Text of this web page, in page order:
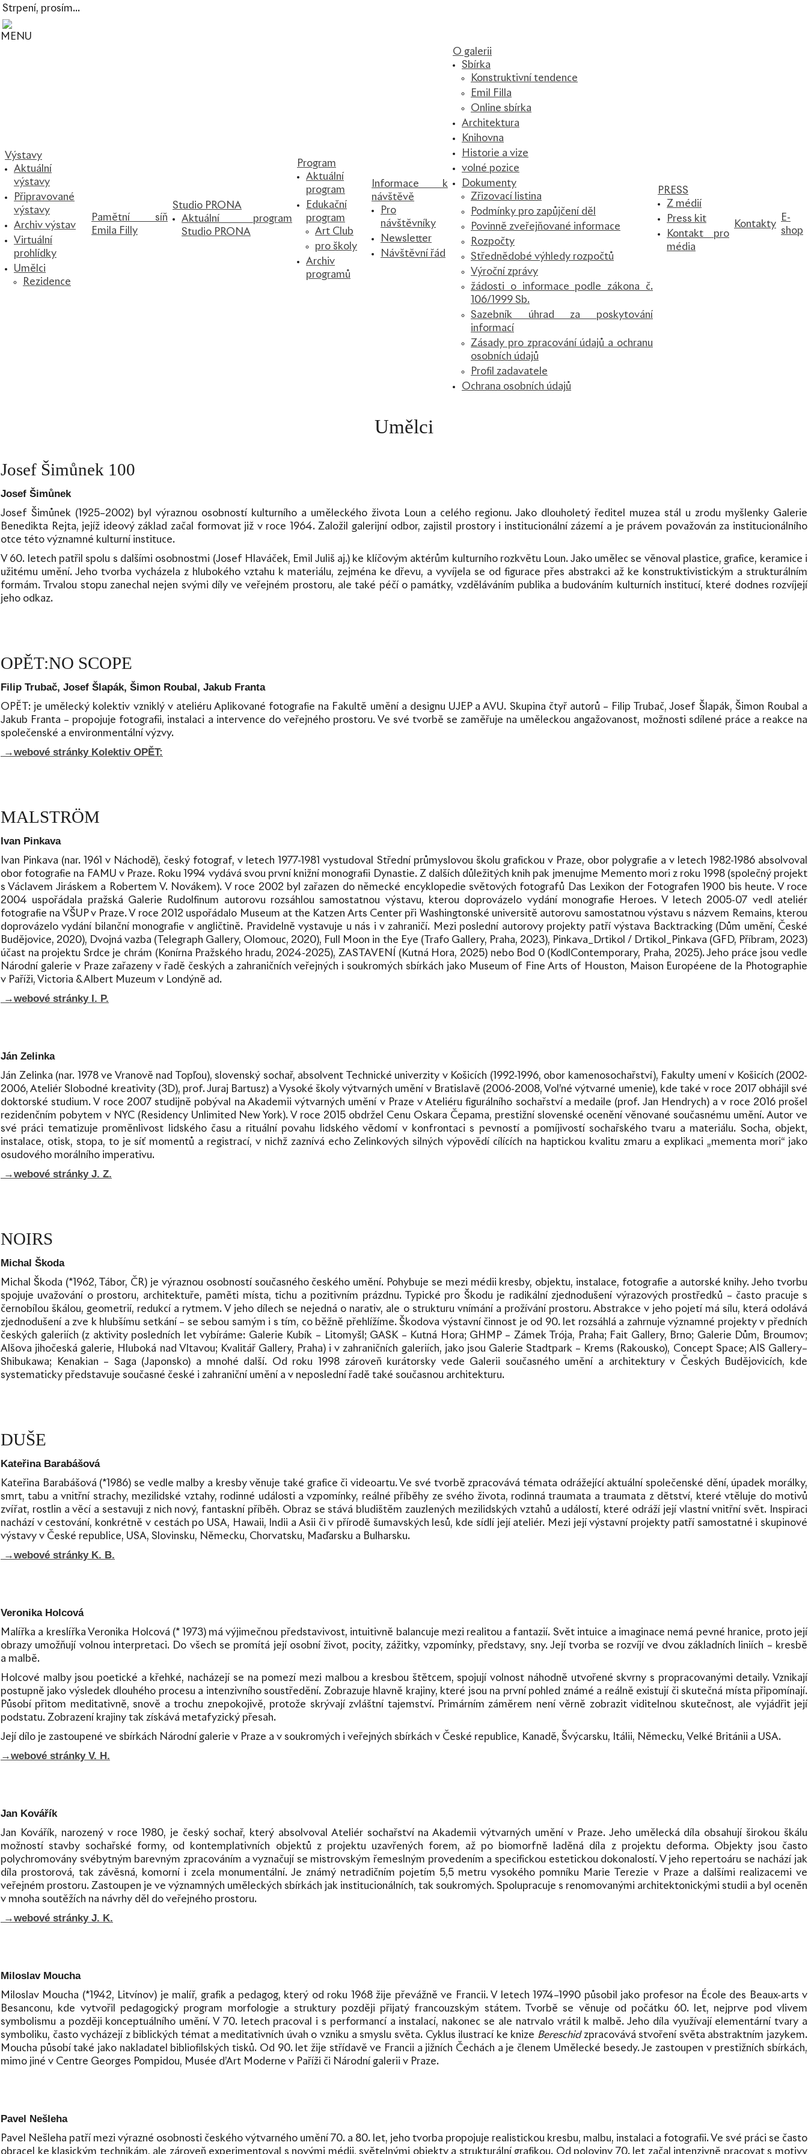
Strpení, prosím...
MENU
Výstavy
Aktuální
výstavy
Připravované
výstavy
Archiv výstav
Virtuální
prohlídky
Umělci
Rezidence
Pamětní síň
Emila Filly
Studio PRONA
Aktuální program
Studio PRONA
Program
Aktuální
program
Edukační
program
Art Club
pro školy
Archiv
programů
Informace k
návštěvě
Pro
návštěvníky
Newsletter
Návštěvní řád
O galerii
Sbírka
Konstruktivní tendence
Emil Filla
Online sbírka
Architektura
Knihovna
Historie a vize
volné pozice
Dokumenty
Zřizovací listina
Podmínky pro zapůjčení děl
Povinně zveřejňované informace
Rozpočty
Střednědobé výhledy rozpočtů
Výroční zprávy
žádosti o informace podle zákona č.
106/1999 Sb.
Sazebník úhrad za poskytování
informací
Zásady pro zpracování údajů a ochranu
osobních údajů
Profil zadavatele
Ochrana osobních údajů
PRESS
Z médií
Press kit
Kontakt pro
média
Kontakty
E-
shop
Umělci
Josef Šimůnek 100
Josef Šimůnek
Josef Šimůnek (1925–2002) byl výraznou osobností kulturního a uměleckého života Loun a celého regionu. Jako dlouholetý ředitel muzea stál u zrodu myšlenky Galerie
Benedikta Rejta, jejíž ideový základ začal formovat již v roce 1964. Založil galerijní odbor, zajistil prostory i institucionální zázemí a je právem považován za institucionálního
otce této významné kulturní instituce.
V 60. letech patřil spolu s dalšími osobnostmi (Josef Hlaváček, Emil Juliš aj.) ke klíčovým aktérům kulturního rozkvětu Loun. Jako umělec se věnoval plastice, grafice, keramice i
užitému umění. Jeho tvorba vycházela z hlubokého vztahu k materiálu, zejména ke dřevu, a vyvíjela se od figurace přes abstrakci až ke konstruktivistickým a strukturálním
formám. Trvalou stopu zanechal nejen svými díly ve veřejném prostoru, ale také péčí o památky, vzděláváním publika a budováním kulturních institucí, které dodnes rozvíjejí
jeho odkaz.
OPĚT:NO SCOPE
Filip Trubač, Josef Šlapák, Šimon Roubal, Jakub Franta
OPĚT: je umělecký kolektiv vzniklý v ateliéru Aplikované fotografie na Fakultě umění a designu UJEP a AVU. Skupina čtyř autorů – Filip Trubač, Josef Šlapák, Šimon Roubal a
Jakub Franta – propojuje fotografii, instalaci a intervence do veřejného prostoru. Ve své tvorbě se zaměřuje na uměleckou angažovanost, možnosti sdílené práce a reakce na
společenské a environmentální výzvy.
→webové stránky Kolektiv OPĚT:
MALSTRÖM
Ivan Pinkava
Ivan Pinkava (nar. 1961 v Náchodě), český fotograf, v letech 1977-1981 vystudoval Střední průmyslovou školu grafickou v Praze, obor polygrafie a v letech 1982-1986 absolvoval
obor fotografie na FAMU v Praze. Roku 1994 vydává svou první knižní monografii Dynastie. Z dalších důležitých knih pak jmenujme Memento mori z roku 1998 (společný projekt
s Václavem Jiráskem a Robertem V. Novákem). V roce 2002 byl zařazen do německé encyklopedie světových fotografů Das Lexikon der Fotografen 1900 bis heute. V roce
2004 uspořádala pražská Galerie Rudolfinum autorovu rozsáhlou samostatnou výstavu, kterou doprovázelo vydání monografie Heroes. V letech 2005-07 vedl ateliér
fotografie na VŠUP v Praze. V roce 2012 uspořádalo Museum at the Katzen Arts Center při Washingtonské universitě autorovu samostatnou výstavu s názvem Remains, kterou
doprovázelo vydání bilanční monografie v angličtině. Pravidelně vystavuje u nás i v zahraničí. Mezi poslední autorovy projekty patří výstava Backtracking (Dům umění, České
Budějovice, 2020), Dvojná vazba (Telegraph Gallery, Olomouc, 2020), Full Moon in the Eye (Trafo Gallery, Praha, 2023), Pinkava_Drtikol / Drtikol_Pinkava (GFD, Příbram, 2023)
účast na projektu Srdce je chrám (Konírna Pražského hradu, 2024-2025), ZASTAVENÍ (Kutná Hora, 2025) nebo Bod 0 (KodlContemporary, Praha, 2025). Jeho práce jsou vedle
Národní galerie v Praze zařazeny v řadě českých a zahraničních veřejných i soukromých sbírkách jako Museum of Fine Arts of Houston, Maison Européene de la Photographie
v Paříži, Victoria & Albert Muzeum v Londýně ad.
→webové stránky I. P.
Ján Zelinka
Ján Zelinka (nar. 1978 ve Vranově nad Topľou), slovenský sochař, absolvent Technické univerzity v Košicích (1992-1996, obor kamenosochařství), Fakulty umení v Košicích (2002-
2006, Ateliér Slobodné kreativity (3D), prof. Juraj Bartusz) a Vysoké školy výtvarných umění v Bratislavě (2006-2008, Vol’né výtvarné umenie), kde také v roce 2017 obhájil své
doktorské studium. V roce 2007 studijně pobýval na Akademii výtvarných umění v Praze v Ateliéru figurálního sochařství a medaile (prof. Jan Hendrych) a v roce 2016 prošel
rezidenčním pobytem v NYC (Residency Unlimited New York). V roce 2015 obdržel Cenu Oskara Čepama, prestižní slovenské ocenění věnované současnému umění. Autor ve
své práci tematizuje proměnlivost lidského času a rituální povahu lidského vědomí v konfrontaci s pevností a pomíjivostí sochařského tvaru a materiálu. Socha, objekt,
instalace, otisk, stopa, to je síť momentů a registrací, v nichž zaznívá echo Zelinkových silných výpovědí cílících na haptickou kvalitu zmaru a explikaci „mementa mori“ jako
osudového morálního imperativu.
→webové stránky J. Z.
NOIRS
Michal Škoda
Michal Škoda (*1962, Tábor, ČR) je výraznou osobností současného českého umění. Pohybuje se mezi médii kresby, objektu, instalace, fotografie a autorské knihy. Jeho tvorbu
spojuje uvažování o prostoru, architektuře, paměti místa, tichu a pozitivním prázdnu. Typické pro Škodu je radikální zjednodušení výrazových prostředků – často pracuje s
černobílou škálou, geometrií, redukcí a rytmem. V jeho dílech se nejedná o narativ, ale o strukturu vnímání a prožívání prostoru. Abstrakce v jeho pojetí má sílu, která odolává
zjednodušení a zve k hlubšímu setkání – se sebou samým i s tím, co běžně přehlížíme. Škodova výstavní činnost je od 90. let rozsáhlá a zahrnuje významné projekty v předních
českých galeriích (z aktivity posledních let vybíráme: Galerie Kubík – Litomyšl; GASK – Kutná Hora; GHMP – Zámek Trója, Praha; Fait Gallery, Brno; Galerie Dům, Broumov;
Alšova jihočeská galerie, Hluboká nad Vltavou; Kvalitář Gallery, Praha) i v zahraničních galeriích, jako jsou Galerie Stadtpark – Krems (Rakousko), Concept Space; AIS Gallery–
Shibukawa; Kenakian – Saga (Japonsko) a mnohé další. Od roku 1998 zároveň kurátorsky vede Galerii současného umění a architektury v Českých Budějovicích, kde
systematicky představuje současné české i zahraniční umění a v neposlední řadě také současnou architekturu.
DUŠE
Kateřina Barabášová
Kateřina Barabášová (*1986) se vedle malby a kresby věnuje také grafice či videoartu. Ve své tvorbě zpracovává témata odrážející aktuální společenské dění, úpadek morálky,
smrt, tabu a vnitřní strachy, mezilidské vztahy, rodinné události a vzpomínky, reálné příběhy ze svého života, rodinná traumata a traumata z dětství, které vtěluje do motivů
zvířat, rostlin a věcí a sestavuji z nich nový, fantaskní příběh. Obraz se stává bludištěm zauzlených mezilidských vztahů a událostí, které odráží její vlastní vnitřní svět. Inspiraci
nachází v cestování, konkrétně v cestách po USA, Hawaii, Indii a Asii či v přírodě šumavských lesů, kde sídlí její ateliér. Mezi její výstavní projekty patří samostatné i skupinové
výstavy v České republice, USA, Slovinsku, Německu, Chorvatsku, Maďarsku a Bulharsku.
→webové stránky K. B.
Veronika Holcová
Malířka a kreslířka Veronika Holcová (* 1973) má výjimečnou představivost, intuitivně balancuje mezi realitou a fantazií. Svět intuice a imaginace nemá pevné hranice, proto její
obrazy umožňují volnou interpretaci. Do všech se promítá její osobní život, pocity, zážitky, vzpomínky, představy, sny. Její tvorba se rozvíjí ve dvou základních liniích – kresbě
a malbě.
Holcové malby jsou poetické a křehké, nacházejí se na pomezí mezi malbou a kresbou štětcem, spojují volnost náhodně utvořené skvrny s propracovanými detaily. Vznikají
postupně jako výsledek dlouhého procesu a intenzivního soustředění. Zobrazuje hlavně krajiny, které jsou na první pohled známé a reálně existují či skutečná místa připomínají.
Působí přitom meditativně, snově a trochu znepokojivě, protože skrývají zvláštní tajemství. Primárním záměrem není věrně zobrazit viditelnou skutečnost, ale vyjádřit její
podstatu. Zobrazení krajiny tak získává metafyzický přesah.
Její dílo je zastoupené ve sbírkách Národní galerie v Praze a v soukromých i veřejných sbírkách v České republice, Kanadě, Švýcarsku, Itálii, Německu, Velké Británii a USA.
→webové stránky V. H.
Jan Kovářík
Jan Kovářík, narozený v roce 1980, je český sochař, který absolvoval Ateliér sochařství na Akademii výtvarných umění v Praze. Jeho umělecká díla obsahují širokou škálu
možností stavby sochařské formy, od kontemplativních objektů z projektu uzavřených forem, až po biomorfně laděná díla z projektu deforma. Objekty jsou často
polychromovány svébytným barevným zpracováním a vyznačují se mistrovským řemeslným provedením a specifickou estetickou dokonalostí. V jeho repertoáru se nachází jak
díla prostorová, tak závěsná, komorní i zcela monumentální. Je známý netradičním pojetím 5,5 metru vysokého pomníku Marie Terezie v Praze a dalšími realizacemi ve
veřejném prostoru. Zastoupen je ve významných uměleckých sbírkách jak institucionálních, tak soukromých. Spolupracuje s renomovanými architektonickými studii a byl oceněn
v mnoha soutěžích na návrhy děl do veřejného prostoru.
→webové stránky J. K.
Miloslav Moucha
Miloslav Moucha (*1942, Litvínov) je malíř, grafik a pedagog, který od roku 1968 žije převážně ve Francii. V letech 1974–1990 působil jako profesor na École des Beaux-arts v
Besanconu, kde vytvořil pedagogický program morfologie a struktury později přijatý francouzským státem. Tvorbě se věnuje od počátku 60. let, nejprve pod vlivem
symbolismu a později konceptuálního umění. V 70. letech pracoval i s performancí a instalací, nakonec se ale natrvalo vrátil k malbě. Jeho díla využívají elementární tvary a
symboliku, často vycházejí z biblických témat a meditativních úvah o vzniku a smyslu světa. Cyklus ilustrací ke knize Bereschidzpracovává stvoření světa abstraktním jazykem.
Moucha působí také jako nakladatel bibliofilských tisků. Od 90. let žije střídavě ve Francii a jižních Čechách a je členem Umělecké besedy. Je zastoupen v prestižních sbírkách,
mimo jiné v Centre Georges Pompidou, Musée d’Art Moderne v Paříži či Národní galerii v Praze.
Pavel Nešleha
Pavel Nešleha patří mezi výrazné osobnosti českého výtvarného umění 70. a 80. let, jeho tvorba propojuje realistickou kresbu, malbu, instalaci a fotografii. Ve své práci se často
obracel ke klasickým technikám, ale zároveň experimentoval s novými médii, světelnými objekty a strukturální grafikou. Od poloviny 70. let začal intenzivně pracovat s motivy